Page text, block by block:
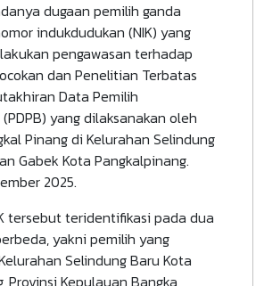
dugaan pemilih ganda
indukdudukan (NIK) yang
pengawasan terhadap
dan Penelitian Terbatas
Data Pemilih
yang dilaksanakan oleh
Pinang di Kelurahan Selindung
Gabek Kota Pangkalpinang.
2025.
tersebut teridentifikasi pada dua
yakni pemilih yang
Selindung Baru Kota
Provinsi Kepulauan Bangka